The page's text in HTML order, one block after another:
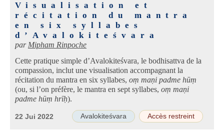
Visualisation et
récitation du mantra
en six syllabes
d’Avalokiteśvara
parMipham Rinpoche
Cette pratique simple d’Avalokiteśvara, le bodhisattva de la
compassion, inclut une visualisation accompagnant la
récitation du mantra en six syllabes, oṃ maṇi padme hūṃ
(ou, si l’on préfère, le mantra en sept syllabes, oṃ maṇi
padme hūṃ hrīḥ).
Avalokiteśvara Accès restreint
22 Jui 2022